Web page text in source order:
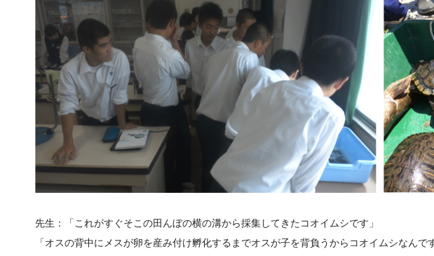
先生：「これがすぐそこの田んぼの横の溝から採集してきたコオイムシです」
「オスの背中にメスが卵を産み付け孵化するまでオスが子を背負うからコオイムシなんで